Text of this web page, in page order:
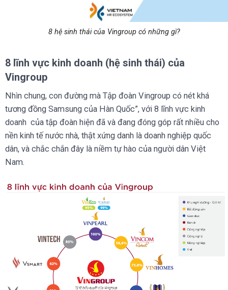
8 hệ sinh thái của Vingroup có những gì?
8 lĩnh vực kinh doanh (hệ sinh thái) của
Vingroup
Nhìn chung, con đường mà Tập đoàn Vingroup có nét khá
tương đồng Samsung của Hàn Quốc”, với 8 lĩnh vực kinh
doanh của tập đoàn hiện đã và đang đóng góp rất nhiều cho
nền kinh tế nước nhà, thật xứng danh là doanh nghiệp quốc
dân, và chắc chắn đây là niềm tự hào của người dân Việt
Nam.